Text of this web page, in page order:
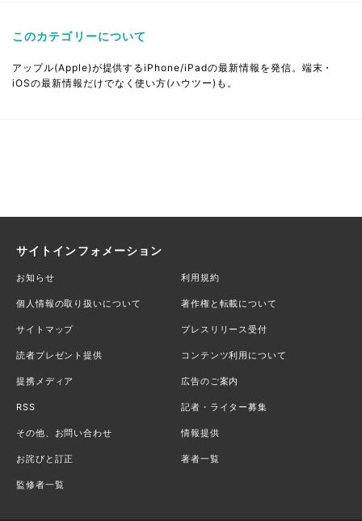
このカテゴリーについて
アップル(Apple)が提供するiPhone/iPadの最新情報を発信。端末・
iOSの最新情報だけでなく使い方(ハウツー)も。
サイトインフォメーション
お知らせ 利用規約
個人情報の取り扱いについて 著作権と転載について
サイトマップ プレスリリース受付
読者プレゼント提供 コンテンツ利用について
提携メディア 広告のご案内
RSS 記者・ライター募集
その他、お問い合わせ 情報提供
お詫びと訂正 著者一覧
監修者一覧